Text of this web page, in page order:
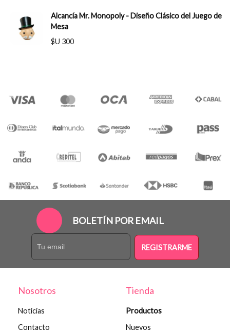
Alcancía Mr. Monopoly - Diseño Clásico del Juego de
Mesa
$U 300
BOLETÍN POR EMAIL
REGISTRARME
Nosotros
Noticias
Contacto
Tienda
Productos
Nuevos